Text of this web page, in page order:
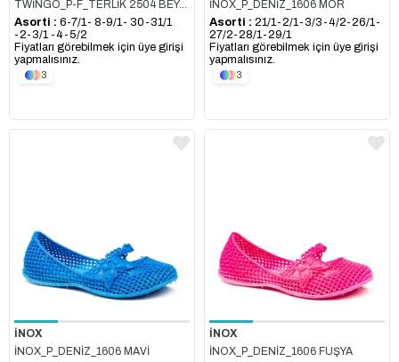
TWİNGO_P-F_TERLİK 2504 BEYAZ_PEMBE
Asorti : 6-7/1- 8-9/1- 30-31/1
-2-3/1 -4-5/2
Fiyatları görebilmek için üye girişi
yapmalısınız.
3
İNOX_P_DENİZ_1606 MOR
Asorti : 21/1-2/1-3/3-4/2-26/1-
27/2-28/1-29/1
Fiyatları görebilmek için üye girişi
yapmalısınız.
3
İNOX
İNOX_P_DENİZ_1606 MAVİ
İNOX
İNOX_P_DENİZ_1606 FUŞYA